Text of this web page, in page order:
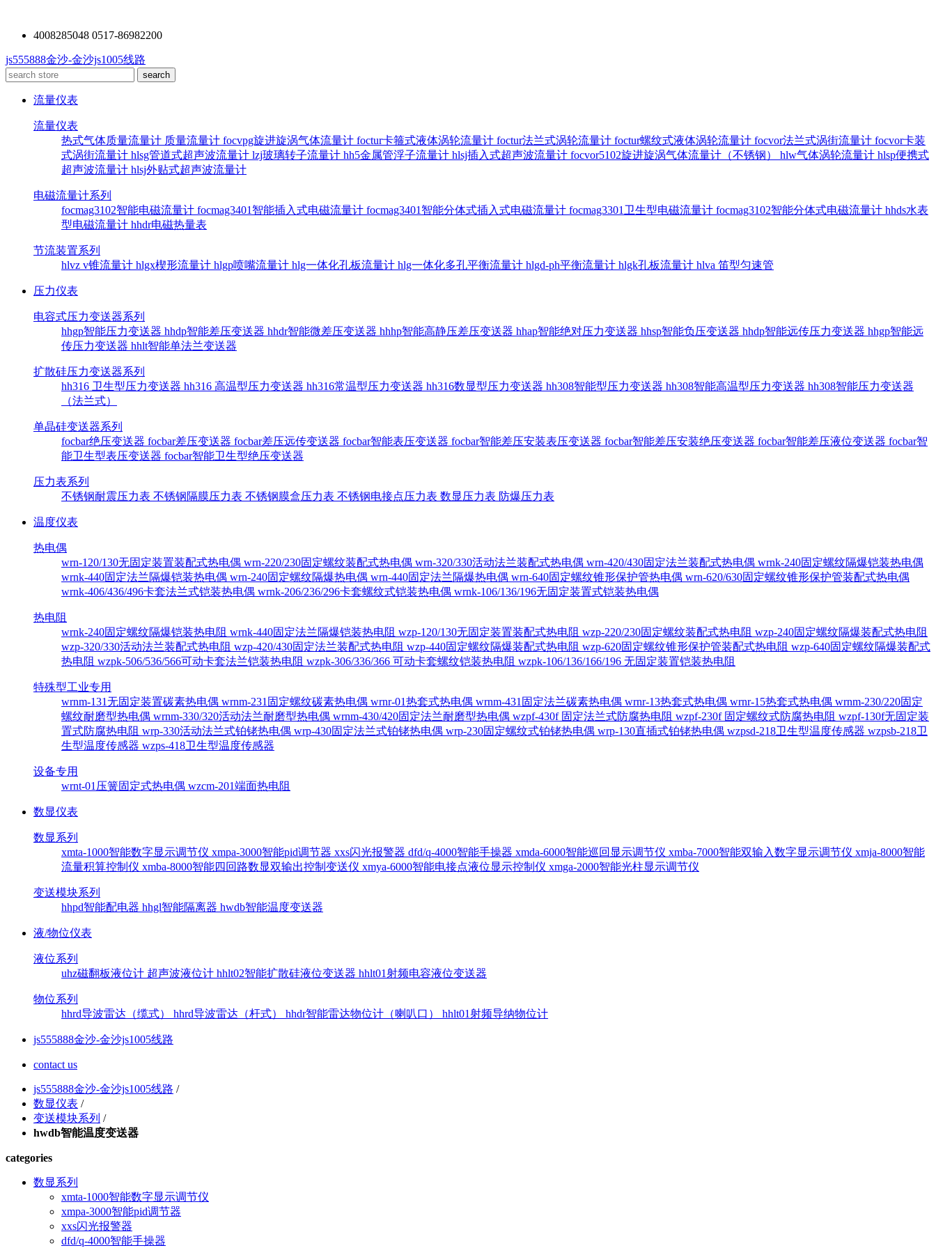
4008285048 0517-86982200
js555888金沙-金沙js1005线路
流量仪表
流量仪表
热式气体质量流量计 质量流量计 focvpg旋进旋涡气体流量计 foctur卡箍式液体涡轮流量计 foctur法兰式涡轮流量计 foctur螺纹式液体涡轮流量计 focvor法兰式涡街流量计 focvor卡装
式涡街流量计 hlsg管道式超声波流量计 lzj玻璃转子流量计 hh5金属管浮子流量计 hlsj插入式超声波流量计 focvor5102旋进旋涡气体流量计（不锈钢） hlw气体涡轮流量计 hlsp便携式
超声波流量计 hlsj外贴式超声波流量计
电磁流量计系列
focmag3102智能电磁流量计 focmag3401智能插入式电磁流量计 focmag3401智能分体式插入式电磁流量计 focmag3301卫生型电磁流量计 focmag3102智能分体式电磁流量计 hhds水表
型电磁流量计 hhdr电磁热量表
节流装置系列
hlvz v锥流量计 hlgx楔形流量计 hlgp喷嘴流量计 hlg一体化孔板流量计 hlg一体化多孔平衡流量计 hlgd-ph平衡流量计 hlgk孔板流量计 hlva 笛型匀速管
压力仪表
电容式压力变送器系列
hhgp智能压力变送器 hhdp智能差压变送器 hhdr智能微差压变送器 hhhp智能高静压差压变送器 hhap智能绝对压力变送器 hhsp智能负压变送器 hhdp智能远传压力变送器 hhgp智能远
传压力变送器 hhlt智能单法兰变送器
扩散硅压力变送器系列
hh316 卫生型压力变送器 hh316 高温型压力变送器 hh316常温型压力变送器 hh316数显型压力变送器 hh308智能型压力变送器 hh308智能高温型压力变送器 hh308智能压力变送器
（法兰式）
单晶硅变送器系列
focbar绝压变送器 focbar差压变送器 focbar差压远传变送器 focbar智能表压变送器 focbar智能差压安装表压变送器 focbar智能差压安装绝压变送器 focbar智能差压液位变送器 focbar智
能卫生型表压变送器 focbar智能卫生型绝压变送器
压力表系列
不锈钢耐震压力表 不锈钢隔膜压力表 不锈钢膜盒压力表 不锈钢电接点压力表 数显压力表 防爆压力表
温度仪表
热电偶
wrn-120/130无固定装置装配式热电偶 wrn-220/230固定螺纹装配式热电偶 wrn-320/330活动法兰装配式热电偶 wrn-420/430固定法兰装配式热电偶 wrnk-240固定螺纹隔爆铠装热电偶
wrnk-440固定法兰隔爆铠装热电偶 wrn-240固定螺纹隔爆热电偶 wrn-440固定法兰隔爆热电偶 wrn-640固定螺纹锥形保护管热电偶 wrn-620/630固定螺纹锥形保护管装配式热电偶
wrnk-406/436/496卡套法兰式铠装热电偶 wrnk-206/236/296卡套螺纹式铠装热电偶 wrnk-106/136/196无固定装置式铠装热电偶
热电阻
wrnk-240固定螺纹隔爆铠装热电阻 wrnk-440固定法兰隔爆铠装热电阻 wzp-120/130无固定装置装配式热电阻 wzp-220/230固定螺纹装配式热电阻 wzp-240固定螺纹隔爆装配式热电阻
wzp-320/330活动法兰装配式热电阻 wzp-420/430固定法兰装配式热电阻 wzp-440固定螺纹隔爆装配式热电阻 wzp-620固定螺纹锥形保护管装配式热电阻 wzp-640固定螺纹隔爆装配式
热电阻 wzpk-506/536/566可动卡套法兰铠装热电阻 wzpk-306/336/366 可动卡套螺纹铠装热电阻 wzpk-106/136/166/196 无固定装置铠装热电阻
特殊型工业专用
wrnm-131无固定装置碳素热电偶 wrnm-231固定螺纹碳素热电偶 wrnr-01热套式热电偶 wrnm-431固定法兰碳素热电偶 wrnr-13热套式热电偶 wrnr-15热套式热电偶 wrnm-230/220固定
螺纹耐磨型热电偶 wrnm-330/320活动法兰耐磨型热电偶 wrnm-430/420固定法兰耐磨型热电偶 wzpf-430f 固定法兰式防腐热电阻 wzpf-230f 固定螺纹式防腐热电阻 wzpf-130f无固定装
置式防腐热电阻 wrp-330活动法兰式铂铑热电偶 wrp-430固定法兰式铂铑热电偶 wrp-230固定螺纹式铂铑热电偶 wrp-130直插式铂铑热电偶 wzpsd-218卫生型温度传感器 wzpsb-218卫
生型温度传感器 wzps-418卫生型温度传感器
设备专用
wrnt-01压簧固定式热电偶 wzcm-201端面热电阻
数显仪表
数显系列
xmta-1000智能数字显示调节仪 xmpa-3000智能pid调节器 xxs闪光报警器 dfd/q-4000智能手操器 xmda-6000智能巡回显示调节仪 xmba-7000智能双输入数字显示调节仪 xmja-8000智能
流量积算控制仪 xmba-8000智能四回路数显双输出控制变送仪 xmya-6000智能电接点液位显示控制仪 xmga-2000智能光柱显示调节仪
变送模块系列
hhpd智能配电器 hhgl智能隔离器 hwdb智能温度变送器
液/物位仪表
液位系列
uhz磁翻板液位计 超声波液位计 hhlt02智能扩散硅液位变送器 hhlt01射频电容液位变送器
物位系列
hhrd导波雷达（缆式） hhrd导波雷达（杆式） hhdr智能雷达物位计（喇叭口） hhlt01射频导纳物位计
js555888金沙-金沙js1005线路
contact us
js555888金沙-金沙js1005线路 /
数显仪表 /
变送模块系列 /
hwdb智能温度变送器
categories
数显系列
xmta-1000智能数字显示调节仪
xmpa-3000智能pid调节器
xxs闪光报警器
dfd/q-4000智能手操器